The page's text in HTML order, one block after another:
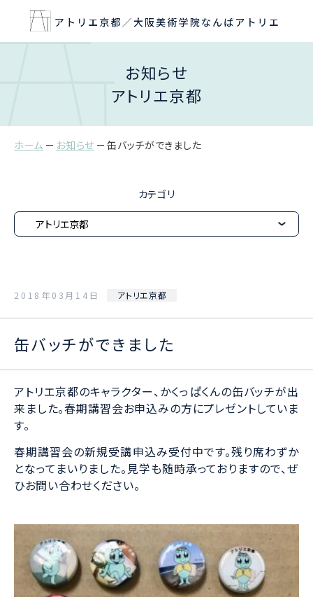
お知らせ
アトリエ京都
ホーム お知らせ 缶バッチができました
カテゴリ
2018年03月14日 アトリエ京都
缶バッチができました
アトリエ京都のキャラクター、かくっぱくんの缶バッチが出
来ました。春期講習会お申込みの方にプレゼントしていま
す。
春期講習会の新規受講申込み受付中です。残り席わずか
となってまいりました。見学も随時承っておりますので、ぜ
ひお問い合わせください。